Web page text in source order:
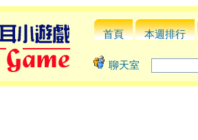
首頁 本週排行
聊天室